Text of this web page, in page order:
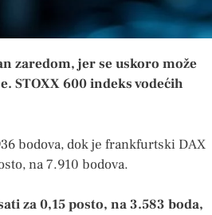
zaredom, jer se uskoro može
STOXX 600 indeks vodećih
bodova, dok je frankfurtski DAX
na 7.910 bodova.
za 0,15 posto, na 3.583 boda,